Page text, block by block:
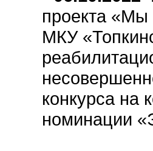
проекта «Мы
МКУ
конкурса на
номинации